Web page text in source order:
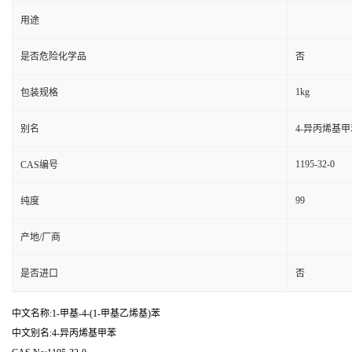
用途
是否危险化学品 否
包装规格 1kg
别名 4-异丙烯基
CAS编号 1195-32-0
纯度 99
产地/厂商
是否进口 否
中文名称:1-甲基-4-(1-甲基乙烯基)苯
中文别名:4-异丙烯基甲苯